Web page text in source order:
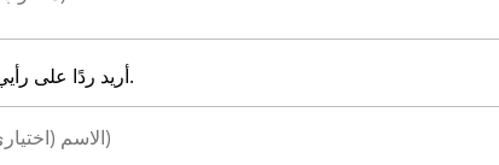
أريد ردًا على رأيي.